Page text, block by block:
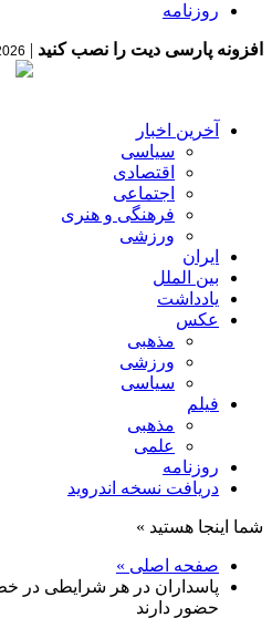
روزنامه
افزونه پارسی دیت را نصب کنید |
آخرین اخبار
سیاسی
اقتصادی
اجتماعی
فرهنگی و هنری
ورزشی
ایران
بین الملل
یادداشت
عکس
مذهبی
ورزشی
سیاسی
فیلم
مذهبی
علمی
روزنامه
دریافت نسخه اندروید
شما اینجا هستید »
صفحه اصلی »
پاسداران در هر شرایطی در
حضور دارند